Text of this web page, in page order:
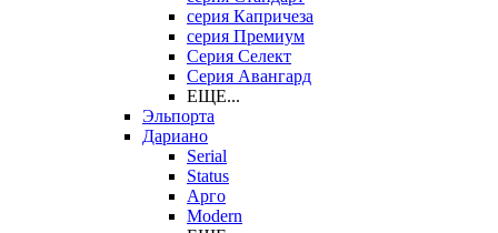
серия Капричеза
серия Премиум
Серия Селект
Серия Авангард
ЕЩЕ...
Эльпорта
Дариано
Serial
Status
Арго
Modern